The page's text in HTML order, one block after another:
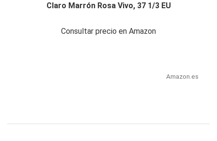
Claro Marrón Rosa Vivo, 37 1/3 EU
Consultar precio en Amazon
Amazon.es